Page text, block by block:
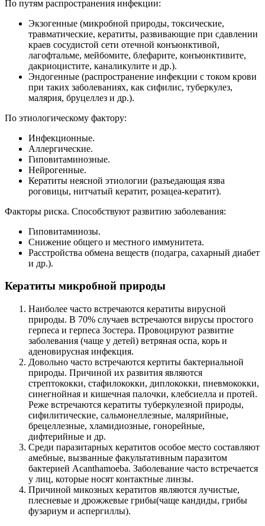
По путям распространения инфекции:
Экзогенные (микробной природы, токсические,
травматические, кератиты, развивающие при сдавлении
краев сосудистой сети отечной конъюнктивой,
лагофтальме, мейбомите, блефарите, конъюнктивите,
дакриоцистите, каналикулите и др.).
Эндогенные (распространение инфекции с током крови
при таких заболеваниях, как сифилис, туберкулез,
малярия, бруцеллез и др.).
По этиологическому фактору:
Инфекционные.
Аллергические.
Гиповитаминозные.
Нейрогенные.
Кератиты неясной этиологии (разъедающая язва
роговицы, нитчатый кератит, розацеа-кератит).
Факторы риска. Способствуют развитию заболевания:
Гиповитаминозы.
Снижение общего и местного иммунитета.
Расстройства обмена веществ (подагра, сахарный диабет
и др.).
Кератиты микробной природы
Наиболее часто встречаются кератиты вирусной
природы. В 70% случаев встречаются вирусы простого
герпеса и герпеса Зостера. Провоцируют развитие
заболевания (чаще у детей) ветряная оспа, корь и
аденовирусная инфекция.
Довольно часто встречаются кертиты бактериальной
природы. Причиной их развития являются
стрептококки, стафилококки, диплококки, пневмококки,
синегнойная и кишечная палочки, клебсиелла и протей.
Реже встречаются кератиты туберкулезной природы,
сифилитические, сальмонеллезные, малярийные,
брецеллезные, хламидиозные, гонорейные,
дифтерийные и др.
Среди паразитарных кератитов особое место составляют
амебные, вызванные факультативным паразитом
бактерией Acanthamoeba. Заболевание часто встречается
у лиц, которые носят контактные линзы.
Причиной микозных кератитов являются лучистые,
плесневые и дрожжевые грибы(чаще кандиды, грибы
фузариум и аспергиллы).